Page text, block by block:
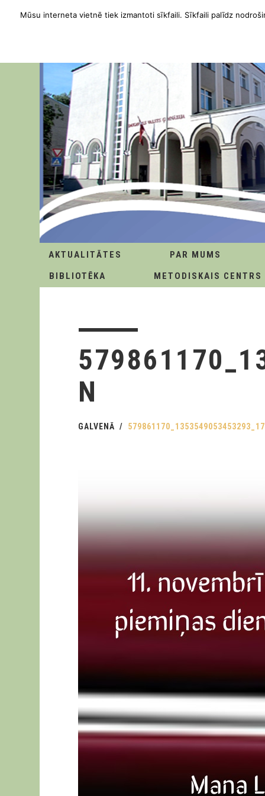
AKTUALITĀTES
PAR MUMS
BIBLIOTĒKA
METODISKAIS CENTRS
N
GALVENĀ
Mūsu interneta vietnē tiek izmantoti sīkfaili. Sīkfaili palīdz